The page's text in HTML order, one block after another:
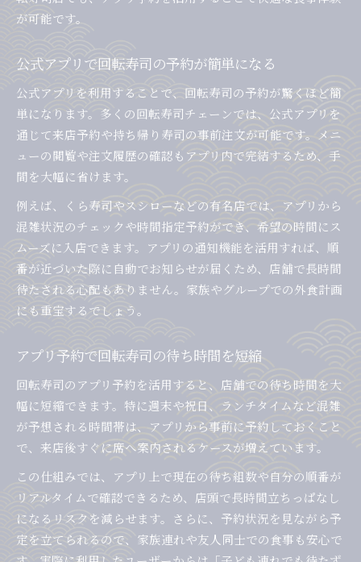
が可能です。
公式アプリで回転寿司の予約が簡単になる
公式アプリを利用することで、回転寿司の予約が驚くほど簡
単になります。多くの回転寿司チェーンでは、公式アプリを
通じて来店予約や持ち帰り寿司の事前注文が可能です。メニ
ューの閲覧や注文履歴の確認もアプリ内で完結するため、手
間を大幅に省けます。
例えば、くら寿司やスシローなどの有名店では、アプリから
混雑状況のチェックや時間指定予約ができ、希望の時間にス
ムーズに入店できます。アプリの通知機能を活用すれば、順
番が近づいた際に自動でお知らせが届くため、店舗で長時間
待たされる心配もありません。家族やグループでの外食計画
にも重宝するでしょう。
アプリ予約で回転寿司の待ち時間を短縮
回転寿司のアプリ予約を活用すると、店舗での待ち時間を大
幅に短縮できます。特に週末や祝日、ランチタイムなど混雑
が予想される時間帯は、アプリから事前に予約しておくこと
で、来店後すぐに席へ案内されるケースが増えています。
この仕組みでは、アプリ上で現在の待ち組数や自分の順番が
リアルタイムで確認できるため、店頭で長時間立ちっぱなし
になるリスクを減らせます。さらに、予約状況を見ながら予
定を立てられるので、家族連れや友人同士での食事も安心で